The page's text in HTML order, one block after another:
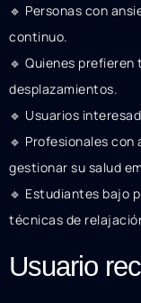
🔹 Personas con
continuo.
🔹 Quienes
desplazamientos.
🔹 Usuarios
🔹 Profesionales
gestionar su salud
🔹 Estudiantes bajo
técnicas de
Usuario